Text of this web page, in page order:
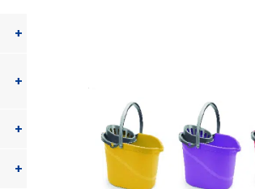
+
+
+
+